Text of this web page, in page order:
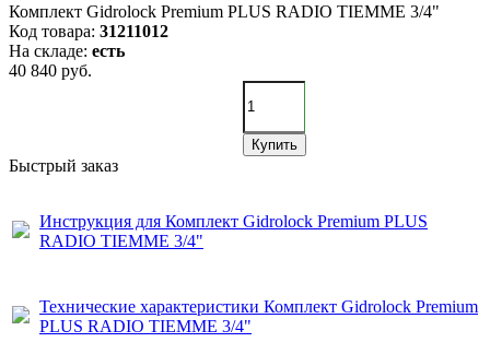
Комплект Gidrоlock Premium PLUS RADIO TIEMME 3/4"
Код товара: 31211012
На складе: есть
40 840 руб.
Купить
Быстрый заказ
Инструкция для Комплект Gidrоlock Premium PLUS
RADIO TIEMME 3/4"
Технические характеристики Комплект Gidrоlock Premium
PLUS RADIO TIEMME 3/4"